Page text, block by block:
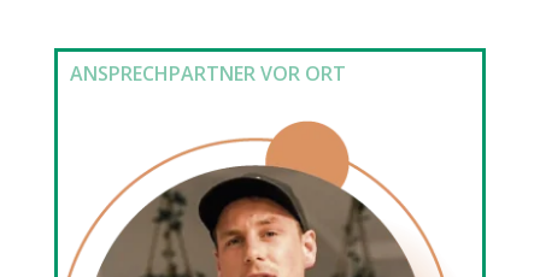
ANSPRECHPARTNER VOR ORT